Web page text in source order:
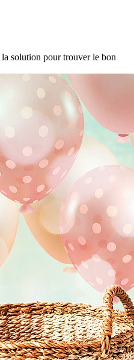
solution pour trouver le bon